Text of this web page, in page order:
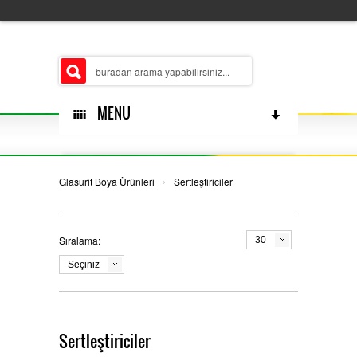
MENU
HAKKIMIZDA
ŞUBELERIMIZ
Glasurit Boya Ürünleri › Sertleştiriciler
Sıralama:
Seçiniz
30
Sertleştiriciler